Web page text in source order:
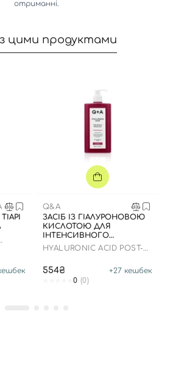
отриманні.
цими продуктами
Q&A
ЗАСІБ ІЗ ГІАЛУРОНОВОЮ
КИСЛОТОЮ ДЛЯ
ІНТЕНСИВНОГО
ЗВОЛОЖЕННЯ ТІЛА, 250
HYALURONIC ACID POST-
554₴ +27 кешбек
0 (0)
Реєстрація
для авторизації/реєстрації ви
Угоди користувача